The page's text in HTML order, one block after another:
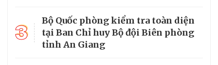
3
Bộ Quốc phòng kiểm tra toàn diện
tại Ban Chỉ huy Bộ đội Biên phòng
tỉnh An Giang